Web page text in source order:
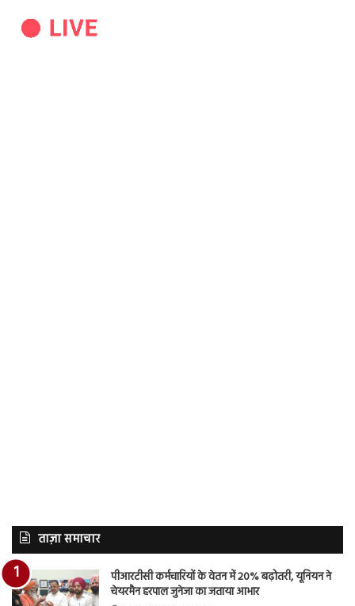
ताज़ा समाचार
पीआरटीसी कर्मचारियों के वेतन में 20% बढ़ोतरी, यूनियन ने
चेयरमैन हरपाल जुनेजा का जताया आभार